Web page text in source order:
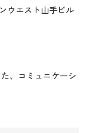
ウエスト山手ビル
、コミュニケーシ